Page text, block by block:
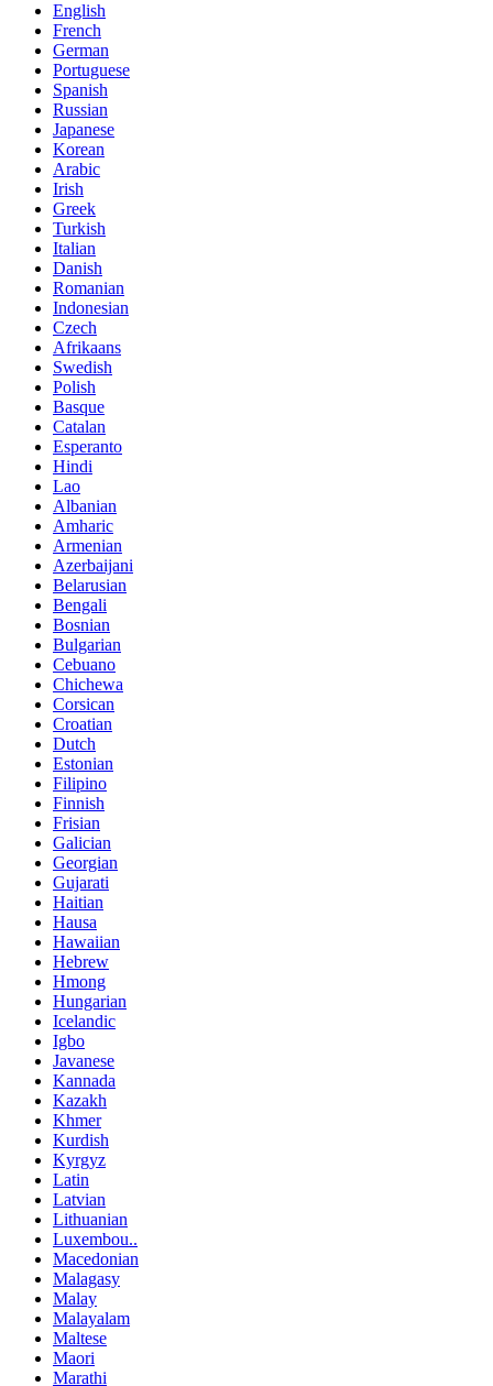
English
French
German
Portuguese
Spanish
Russian
Japanese
Korean
Arabic
Irish
Greek
Turkish
Italian
Danish
Romanian
Indonesian
Czech
Afrikaans
Swedish
Polish
Basque
Catalan
Esperanto
Hindi
Lao
Albanian
Amharic
Armenian
Azerbaijani
Belarusian
Bengali
Bosnian
Bulgarian
Cebuano
Chichewa
Corsican
Croatian
Dutch
Estonian
Filipino
Finnish
Frisian
Galician
Georgian
Gujarati
Haitian
Hausa
Hawaiian
Hebrew
Hmong
Hungarian
Icelandic
Igbo
Javanese
Kannada
Kazakh
Khmer
Kurdish
Kyrgyz
Latin
Latvian
Lithuanian
Luxembou..
Macedonian
Malagasy
Malay
Malayalam
Maltese
Maori
Marathi